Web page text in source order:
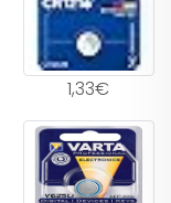
1,33€